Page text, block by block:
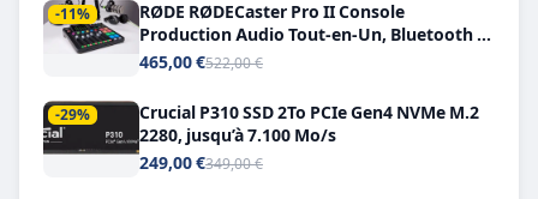
-11%
RØDE RØDECaster Pro II Console
Production Audio Tout-en-Un, Bluetooth et
Double USB-C
465,00 €522,00 €
-29%
Crucial P310 SSD 2To PCIe Gen4 NVMe M.2
2280, jusqu’à 7.100 Mo/s
249,00 €349,00 €